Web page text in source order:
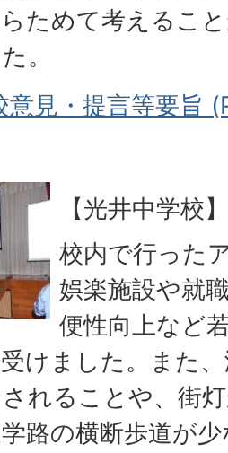
ためて考えるこ
。
意見・提言等要旨
【光井中学校
校内で行った
娯楽施設や就
便性向上など
けました。また
れることや、街
路の横断歩道が